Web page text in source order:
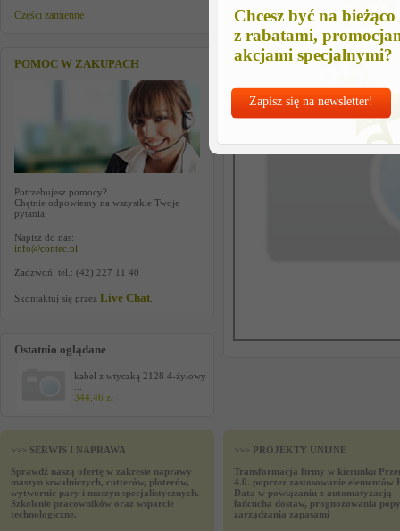
Chcesz być na bieżąco
z rabatami,
akcjami specjalnymi?
Zapisz się na newsletter!
Części zamienne
POMOC W ZAKUPACH
Potrzebujesz pomocy?
Chętnie odpowiemy na wszystkie Twoje
pytania.
Napisz do nas:
info@contec.pl
Zadzwoń: tel.: (42) 227 11 40
Skontaktuj się przez Live Chat
Ostatnio oglądane
kabel z wtyczką 2128 4-żyłowy
344,46 zł
>>> SERWIS I NAPRAWA
Sprawdź naszą ofertę w zakresie naprawy
maszyn szwalniczych, cutterów, ploterów,
wytwornic pary i maszyn specjalistycznych.
Szkolenie pracowników oraz wsparcie
technologiczne.
>>> PROJEKTY UNIJNE
Transformacja firmy w kierunku
4.0. poprzez zastosowanie elementów
Data w powiązaniu z automatyzacją
łańcucha dostaw, prognozowania
zarządzania zapasami